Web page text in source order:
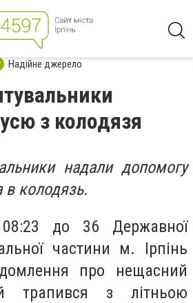
Надійне джерело
з колодязя
надали допомогу
в колодязь.
до 36 Державної
частини м. Ірпінь
про нещасний
трапився з літньою